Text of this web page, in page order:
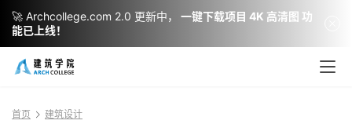
首页 建筑设计
🚀 Archcollege.com 2.0 更新中，
一键下载项目 4K 高清图 功
能已上线！